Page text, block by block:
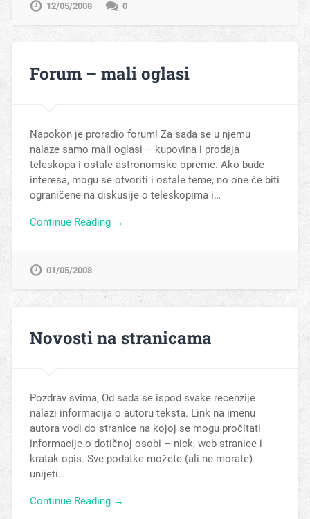
12/05/2008 0
Forum – mali oglasi
Napokon je proradio forum! Za sada se u njemu
nalaze samo mali oglasi – kupovina i prodaja
teleskopa i ostale astronomske opreme. Ako bude
interesa, mogu se otvoriti i ostale teme, no one će biti
ograničene na diskusije o teleskopima i…
Continue Reading →
01/05/2008
Novosti na stranicama
Pozdrav svima, Od sada se ispod svake recenzije
nalazi informacija o autoru teksta. Link na imenu
autora vodi do stranice na kojoj se mogu pročitati
informacije o dotičnoj osobi – nick, web stranice i
kratak opis. Sve podatke možete (ali ne morate)
unijeti…
Continue Reading →